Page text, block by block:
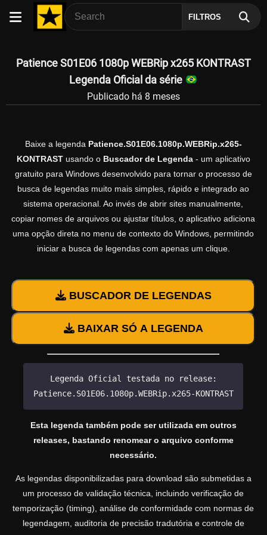
FILTROS
Patience S01E06 1080p WEBRip x265 KONTRAST
Legenda Oficial da série
Publicado há 8 meses
Baixe a legenda Patience.S01E06.1080p.WEBRip.x265-
KONTRASTusando o Buscador de Legenda- um aplicativo
gratuito para Windows desenvolvido para tornar o processo de
busca de legendas muito mais simples, rápido e integrado ao
sistema operacional. Ao invés de abrir sites manualmente,
copiar nomes de arquivos ou ajustar títulos, o aplicativo adiciona
uma opção direta no menu de contexto do Windows, permitindo
iniciar a busca de legendas com apenas um clique.
BUSCADOR DE LEGENDAS
BAIXAR SÓ A LEGENDA
Legenda Oficial testada no release:
Patience.S01E06.1080p.WEBRip.x265-KONTRAST
Esta legenda também pode ser utilizada em outros
releases, bastando renomear o arquivo conforme
necessário.
As legendas disponibilizadas para download são submetidas a
um processo de validação técnica, incluindo verificação de
temporização (timing), análise de conformidade com normas de
legendagem, auditoria de precisão tradutória e controle de